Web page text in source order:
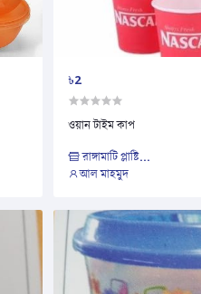
৳2
ওয়ান টাইম কাপ
রাঙ্গামাটি প্লাষ্টি...
আল মাহমুদ